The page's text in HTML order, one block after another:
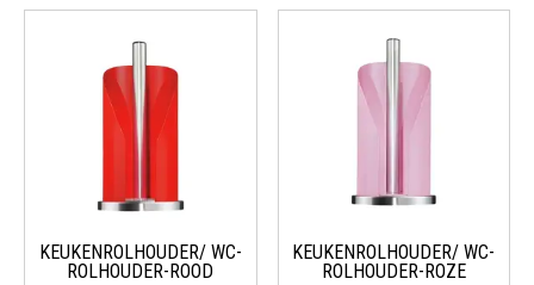
KEUKENROLHOUDER/ WC-
ROLHOUDER-ROOD
KEUKENROLHOUDER/ WC-
ROLHOUDER-ROZE